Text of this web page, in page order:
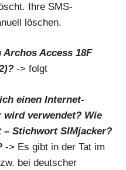
Ihre SMS-
löschen.
Access 18F
-> folgt
einen Internet-
wird verwendet? Wie
Stichwort SIMjacker?
-> Es gibt in der Tat im
bei deutscher